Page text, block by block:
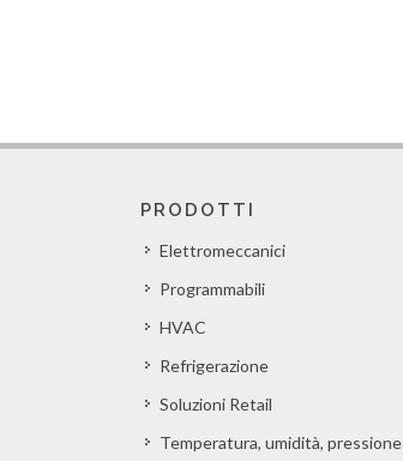
PRODOTTI
Elettromeccanici
Programmabili
HVAC
Refrigerazione
Soluzioni Retail
Temperatura, umidità, pressione